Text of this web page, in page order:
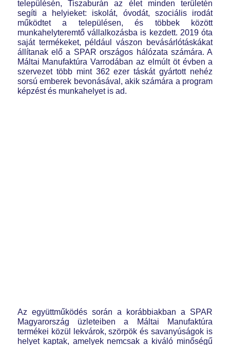
településén, Tiszaburán az élet minden területén
segíti a helyieket: iskolát, óvodát, szociális irodát
működtet a településen, és többek között
munkahelyteremtő vállalkozásba is kezdett. 2019 óta
saját termékeket, például vászon bevásárlótáskákat
állítanak elő a SPAR országos hálózata számára. A
Máltai Manufaktúra Varrodában az elmúlt öt évben a
szervezet több mint 362 ezer táskát gyártott nehéz
sorsú emberek bevonásával, akik számára a program
képzést és munkahelyet is ad.
Az együttműködés során a korábbiakban a SPAR
Magyarország üzleteiben a Máltai Manufaktúra
termékei közül lekvárok, szörpök és savanyúságok is
helyet kaptak, amelyek nemcsak a kiváló minőségű